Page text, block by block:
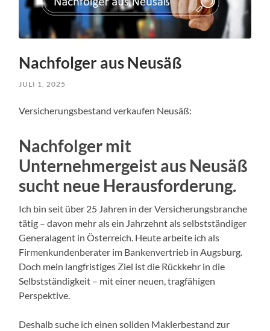
Nachfolger aus Neusäß
JULI 1, 2025
Versicherungsbestand verkaufen Neusäß:
Nachfolger mit
Unternehmergeist aus Neusäß
sucht neue Herausforderung.
Ich bin seit über 25 Jahren in der Versicherungsbranche
tätig – davon mehr als ein Jahrzehnt als selbstständiger
Generalagent in Österreich. Heute arbeite ich als
Firmenkundenberater im Bankenvertrieb in Augsburg.
Doch mein langfristiges Ziel ist die Rückkehr in die
Selbstständigkeit – mit einer neuen, tragfähigen
Perspektive.
Deshalb suche ich einen soliden Maklerbestand zur